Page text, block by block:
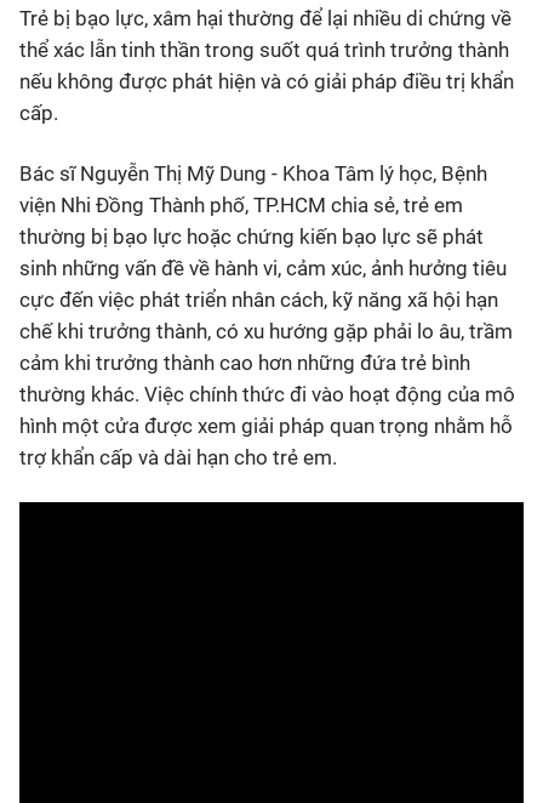
Trẻ bị bạo lực, xâm hại thường để lại nhiều di chứng về
thể xác lẫn tinh thần trong suốt quá trình trưởng thành
nếu không được phát hiện và có giải pháp điều trị khẩn
cấp.
Bác sĩ Nguyễn Thị Mỹ Dung - Khoa Tâm lý học, Bệnh
viện Nhi Đồng Thành phố, TP.HCM chia sẻ, trẻ em
thường bị bạo lực hoặc chứng kiến bạo lực sẽ phát
sinh những vấn đề về hành vi, cảm xúc, ảnh hưởng tiêu
cực đến việc phát triển nhân cách, kỹ năng xã hội hạn
chế khi trưởng thành, có xu hướng gặp phải lo âu, trầm
cảm khi trưởng thành cao hơn những đứa trẻ bình
thường khác. Việc chính thức đi vào hoạt động của mô
hình một cửa được xem giải pháp quan trọng nhằm hỗ
trợ khẩn cấp và dài hạn cho trẻ em.